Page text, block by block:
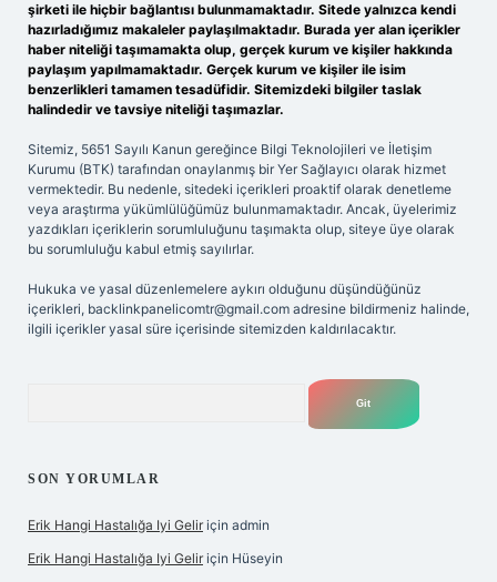
şirketi ile hiçbir bağlantısı bulunmamaktadır. Sitede yalnızca kendi
hazırladığımız makaleler paylaşılmaktadır. Burada yer alan içerikler
haber niteliği taşımamakta olup, gerçek kurum ve kişiler hakkında
paylaşım yapılmamaktadır. Gerçek kurum ve kişiler ile isim
benzerlikleri tamamen tesadüfidir. Sitemizdeki bilgiler taslak
halindedir ve tavsiye niteliği taşımazlar.
Sitemiz, 5651 Sayılı Kanun gereğince Bilgi Teknolojileri ve İletişim
Kurumu (BTK) tarafından onaylanmış bir Yer Sağlayıcı olarak hizmet
vermektedir. Bu nedenle, sitedeki içerikleri proaktif olarak denetleme
veya araştırma yükümlülüğümüz bulunmamaktadır. Ancak, üyelerimiz
yazdıkları içeriklerin sorumluluğunu taşımakta olup, siteye üye olarak
bu sorumluluğu kabul etmiş sayılırlar.
Hukuka ve yasal düzenlemelere aykırı olduğunu düşündüğünüz
içerikleri, backlinkpanelicomtr@gmail.com adresine bildirmeniz halinde,
ilgili içerikler yasal süre içerisinde sitemizden kaldırılacaktır.
SON YORUMLAR
Erik Hangi Hastalığa Iyi Gelir için admin
Erik Hangi Hastalığa Iyi Gelir için Hüseyin